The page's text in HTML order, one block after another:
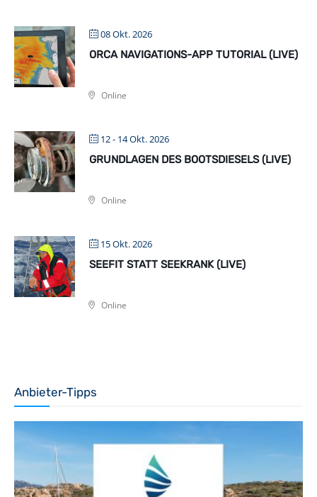
08 Okt. 2026
ORCA NAVIGATIONS-APP TUTORIAL (LIVE)
Online
12 - 14 Okt. 2026
GRUNDLAGEN DES BOOTSDIESELS (LIVE)
Online
15 Okt. 2026
SEEFIT STATT SEEKRANK (LIVE)
Online
Anbieter-Tipps